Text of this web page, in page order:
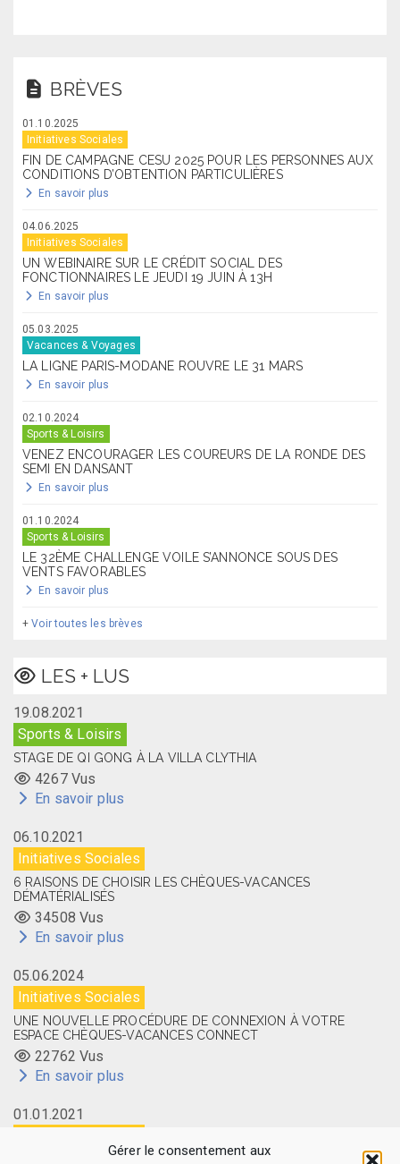
Gérer le consentement aux
BRÈVES
01.10.2025
Initiatives Sociales
FIN DE CAMPAGNE CESU 2025 POUR LES PERSONNES AUX
CONDITIONS D’OBTENTION PARTICULIÈRES
En savoir plus
04.06.2025
Initiatives Sociales
UN WEBINAIRE SUR LE CRÉDIT SOCIAL DES
FONCTIONNAIRES LE JEUDI 19 JUIN À 13H
En savoir plus
05.03.2025
Vacances & Voyages
LA LIGNE PARIS-MODANE ROUVRE LE 31 MARS
En savoir plus
02.10.2024
Sports & Loisirs
VENEZ ENCOURAGER LES COUREURS DE LA RONDE DES
SEMI EN DANSANT
En savoir plus
01.10.2024
Sports & Loisirs
LE 32ÈME CHALLENGE VOILE S’ANNONCE SOUS DES
VENTS FAVORABLES
En savoir plus
+Voir toutes les brèves
LES + LUS
19.08.2021
Sports & Loisirs
STAGE DE QI GONG À LA VILLA CLYTHIA
4267 Vus
En savoir plus
06.10.2021
Initiatives Sociales
6 RAISONS DE CHOISIR LES CHÈQUES-VACANCES
DÉMATÉRIALISÉS
34508 Vus
En savoir plus
05.06.2024
Initiatives Sociales
UNE NOUVELLE PROCÉDURE DE CONNEXION À VOTRE
ESPACE CHÈQUES-VACANCES CONNECT
22762 Vus
En savoir plus
01.01.2021
LA CARTE MEMBRE CAES DU CNRS DISPONIBLE EN LIGNE